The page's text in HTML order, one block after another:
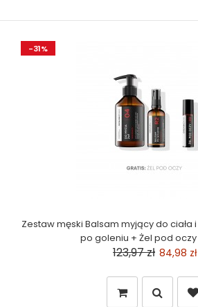
-31%
Zestaw męski Balsam myjący do ciała i
po goleniu + Żel pod oczy
123,97 zł 84,98 zł